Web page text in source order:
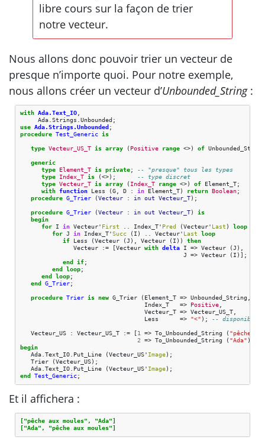
libre cours sur la façon de trier
notre vecteur.
Nous allons donc pouvoir trier un vecteur de
presque n’importe quoi. Pour notre exemple,
nous allons créer un vecteur d’Unbounded_String:
with Ada.Text_IO,
Ada.Strings .Unbounded ;
use Ada.Strings.Unbounded ;
procedure Test_Generic is
type Vecteur_US_T is array ( Positive range <>) of Unbounded_String
generic
type
Element_T is private;
-- "presque" tous les types
type
Index_T is (<>);
-- type discret
type Vecteur_T is array ( Index_T range <>) of Element_T;
with function Less (G, D : in Element_T) return Boolean;
procedure G_Trier (Vecteur : in out Vecteur_T);
procedure G_Trier (Vecteur : in out Vecteur_T)
is
begin
for
I in Vecteur' First .. Index_T' Pred (Vecteur' Last )
loop
for J in Index_T'Succ ( I ) .. Vecteur' Last
loop
if
Less (Vecteur (J ), Vecteur ( I ))
then
Vecteur
:= Vecteur with delta I => Vecteur (J ),
J
=> Vecteur ( I )
;
end
if;
end
loop;
end
loop;
end
G_Trier;
procedure Trier is new G_Trier ( Element_T => Unbounded_String ,
Index_T
=> Positive,
Vecteur_T => Vecteur_US_T,
Less
=> "<" ); -- disponible
Vecteur_US : Vecteur_US_T := 1 => To_Unbounded_String ( "pêche
2 => To_Unbounded_String ( "Ada" )
begin
Ada.Text_IO. Put_Line (Vecteur_US' Image);
Trier
(Vecteur_US);
Ada.Text_IO. Put_Line (Vecteur_US' Image);
end
Test_Generic;
Et il affichera :
["pêche aux moules", "Ada"]
["Ada", "pêche aux moules"]